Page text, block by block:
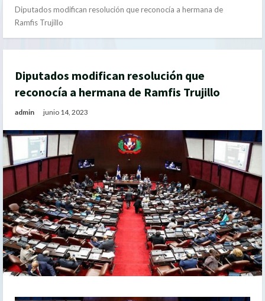
Diputados modifican resolución que reconocía a hermana de
Ramfis Trujillo
Diputados modifican resolución que
reconocía a hermana de Ramfis Trujillo
admin junio 14, 2023